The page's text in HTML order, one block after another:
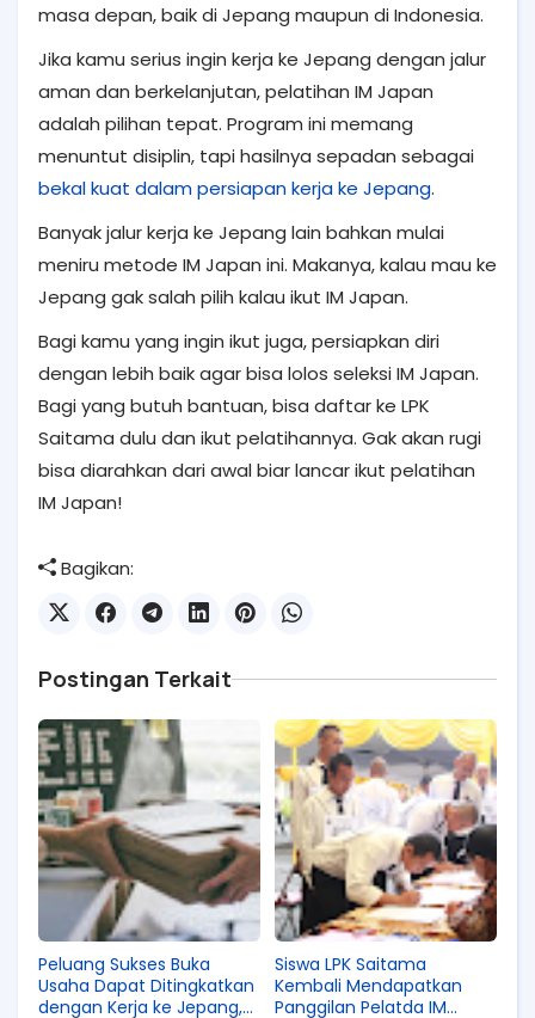
masa depan, baik di Jepang maupun di Indonesia.
Jika kamu serius ingin kerja ke Jepang dengan jalur
aman dan berkelanjutan, pelatihan IM Japan
adalah pilihan tepat. Program ini memang
menuntut disiplin, tapi hasilnya sepadan sebagai
bekal kuat dalam persiapan kerja ke Jepang.
Banyak jalur kerja ke Jepang lain bahkan mulai
meniru metode IM Japan ini. Makanya, kalau mau ke
Jepang gak salah pilih kalau ikut IM Japan.
Bagi kamu yang ingin ikut juga, persiapkan diri
dengan lebih baik agar bisa lolos seleksi IM Japan.
Bagi yang butuh bantuan, bisa daftar ke LPK
Saitama dulu dan ikut pelatihannya. Gak akan rugi
bisa diarahkan dari awal biar lancar ikut pelatihan
IM Japan!
Bagikan:
Postingan Terkait
Peluang Sukses Buka
Usaha Dapat Ditingkatkan
dengan Kerja ke Jepang,
Siswa LPK Saitama
Kembali Mendapatkan
Panggilan Pelatda IM